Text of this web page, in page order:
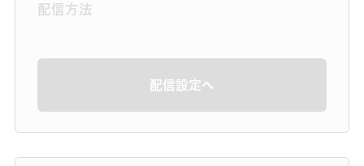
配信方法
配信設定へ